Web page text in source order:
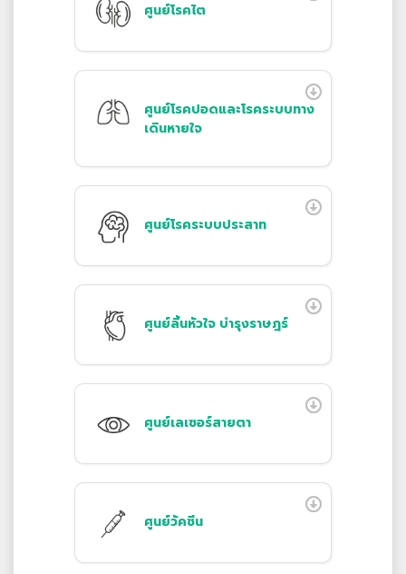
ศูนย์โรคไต
ศูนย์โรคปอดและโรคระบบทาง
เดินหายใจ
ศูนย์โรคระบบประสาท
ศูนย์ลิ้นหัวใจ บำรุงราษฎร์
ศูนย์เลเซอร์สายตา
ศูนย์วัคซีน